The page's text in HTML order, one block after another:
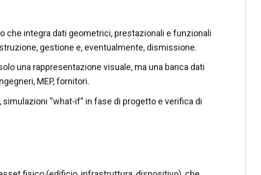
che integra dati geometrici, prestazionali e funzionali
gestione e, eventualmente, dismissione.
una rappresentazione visuale, ma una banca dati
MEP, fornitori.
“what-if” in fase di progetto e verifica di